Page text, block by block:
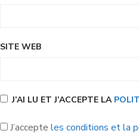
SITE WEB
J’AI LU ET J’ACCEPTE LA
J’accepte les conditions et la